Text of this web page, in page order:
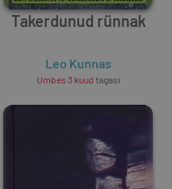
Takerdunud rünnak
Leo Kunnas
Umbes 3 kuud tagasi